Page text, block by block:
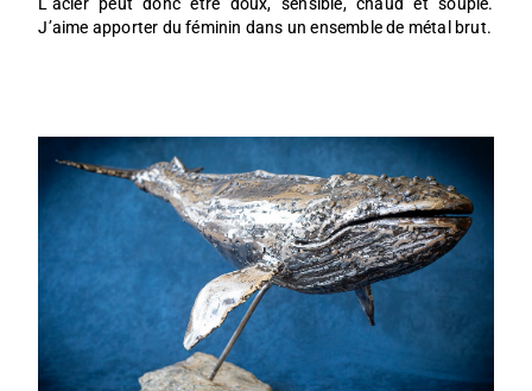
J’aime apporter du féminin dans un ensemble de métal brut.